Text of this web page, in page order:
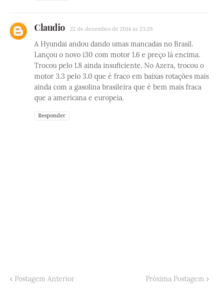
Claudio 22 de dezembro de 2014 às 23:29
A Hyundai andou dando umas mancadas no Brasil.
Lançou o novo i30 com motor 1.6 e preço lá encima.
Trocou pelo 1.8 ainda insuficiente. No Azera, trocou o
motor 3.3 pelo 3.0 que é fraco em baixas rotações mais
ainda com a gasolina brasileira que é bem mais fraca
que a americana e europeia.
Responder
Postagem Anterior Próxima Postagem